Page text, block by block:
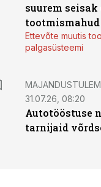
suurem seisak
Ettevõte muutis
palgasüsteemi
31.07.26, 08:20
Autotööstuse
tarnijaid